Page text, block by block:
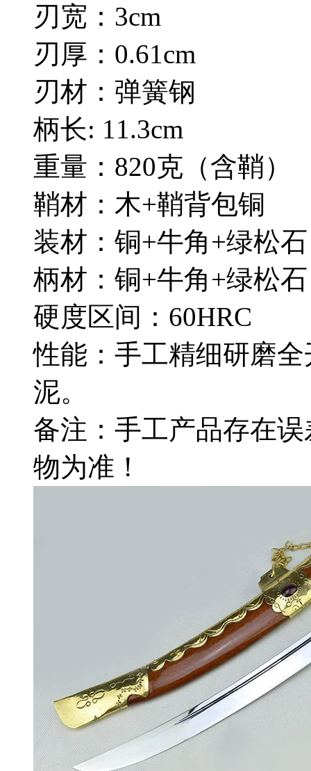
刃宽：3cm
刃厚：0.61cm
刃材：弹簧钢
柄长: 11.3cm
重量：820克（含鞘）
鞘材：木+鞘背包铜
装材：铜+牛角+绿松石
柄材：铜+牛角+绿松石
硬度区间：60HRC
性能：手工精细研磨
泥。
备注：手工产品存在
物为准！